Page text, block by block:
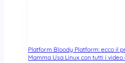
Platform Bloody Platform: ecco il
Mamma Usa Linux con tutti i video